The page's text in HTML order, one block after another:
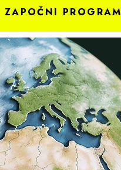
ZAPOČNI PROGRAM